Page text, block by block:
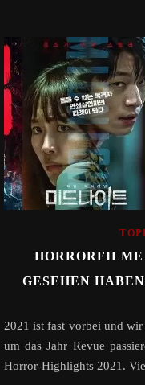
GESEHEN
2021 ist fast vorbei und wir
um das Jahr Revue
Horror-Highlights 2021.